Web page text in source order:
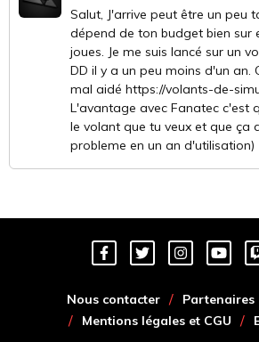
Salut, J'arrive peut être un peu
dépend de ton budget bien sur
joues. Je me suis lancé sur un
DD il y a un peu moins d'un an.
mal aidé https://volants-de-
L'avantage avec Fanatec c'est
le volant que tu veux et que ça
probleme en un an d'utilisation)
Nous contacter Partenaires
Mentions légales et CGU